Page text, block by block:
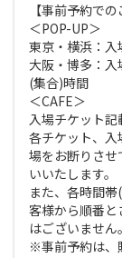
【事前予約で
＜POP-UP＞
東京・横浜：
大阪・博多：
(集合)時間
＜CAFE＞
入場チケット記
各チケット、
場をお断りさ
いいたします。
また、各時間
客様から順番
はございません
※事前予約は、